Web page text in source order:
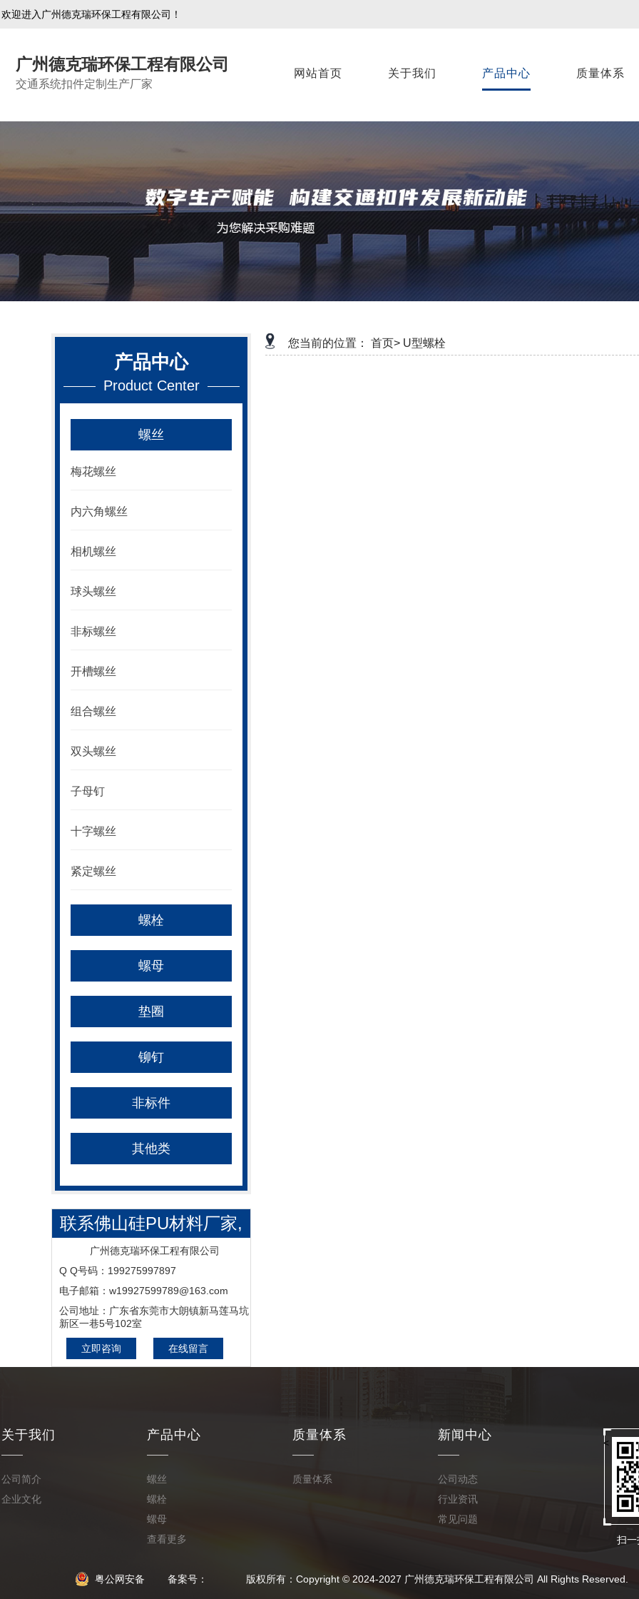
欢迎进入广州德克瑞环保工程有限公司！
广州德克瑞环保工程有限公司
交通系统扣件定制生产厂家
网站首页 关于我们 产品中心 质量体系
产品中心
Product Center
螺丝
梅花螺丝
内六角螺丝
相机螺丝
球头螺丝
非标螺丝
开槽螺丝
组合螺丝
双头螺丝
子母钉
十字螺丝
紧定螺丝
螺栓
螺母
垫圈
铆钉
非标件
其他类
联系佛山硅PU材料厂家,
硅PU球场材料,硅PU球场
施工,硅PU价格,硅PU篮球
场,硅PU网球场,塑胶球场
建设
广州德克瑞环保工程有限公司
Q Q号码：199275997897
电子邮箱：w19927599789@163.com
公司地址：广东省东莞市大朗镇新马莲马坑
新区一巷5号102室
立即咨询 在线留言
您当前的位置： 首页> U型螺栓
关于我们
公司简介
企业文化
产品中心
螺丝
螺栓
螺母
查看更多
质量体系
质量体系
新闻中心
公司动态
行业资讯
常见问题
扫一
<
粤公网安备 备案号： 版权所有：Copyright © 2024-2027 广州德克瑞环保工程有限公司 All Rights Reserved.